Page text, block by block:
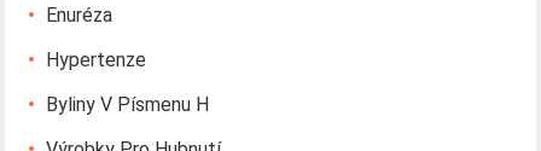
Enuréza
Hypertenze
Byliny V Písmenu H